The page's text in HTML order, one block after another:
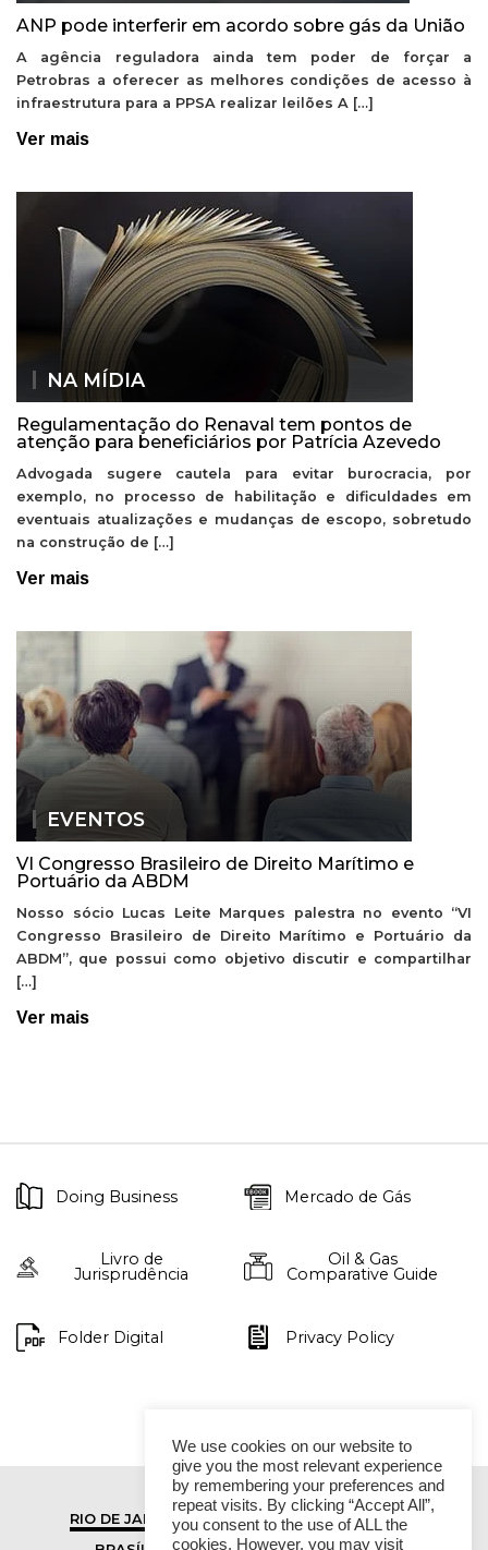
ANP pode interferir em acordo sobre gás da União
A agência reguladora ainda tem poder de forçar a
Petrobras a oferecer as melhores condições de acesso à
infraestrutura para a PPSA realizar leilões A […]
Ver mais
NA MÍDIA
Regulamentação do Renaval tem pontos de
atenção para beneficiários por Patrícia Azevedo
Advogada sugere cautela para evitar burocracia, por
exemplo, no processo de habilitação e dificuldades em
eventuais atualizações e mudanças de escopo, sobretudo
na construção de […]
Ver mais
EVENTOS
VI Congresso Brasileiro de Direito Marítimo e
Portuário da ABDM
Nosso sócio Lucas Leite Marques palestra no evento “VI
Congresso Brasileiro de Direito Marítimo e Portuário da
ABDM”, que possui como objetivo discutir e compartilhar
[…]
Ver mais
Doing Business Mercado de Gás
Livro de
Jurisprudência
Oil & Gas
Comparative Guide
Folder Digital Privacy Policy
RIO DE JANEIRO
SÃO PAULO
We use cookies on our website to
give you the most relevant experience
by remembering your preferences and
repeat visits. By clicking “Accept All”,
you consent to the use of ALL the
cookies. However, you may visit